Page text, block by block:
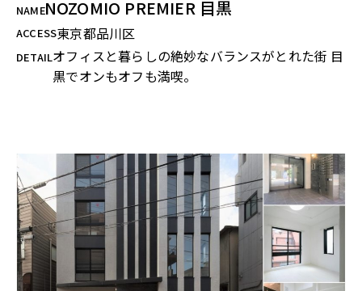
NAMENOZOMIO PREMIER 目黒
ACCESS東京都品川区
DETAILオフィスと暮らしの絶妙なバランスがとれた街 目
黒でオンもオフも満喫。